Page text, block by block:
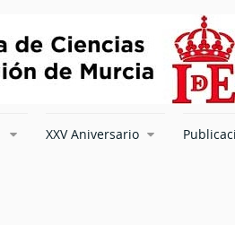
XXV Aniversario